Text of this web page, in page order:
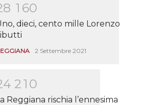
8 1 60
dieci, cento mille Lorenzo
2 Settembre 2021
4 21 0
Reggiana rischia l’ennesima